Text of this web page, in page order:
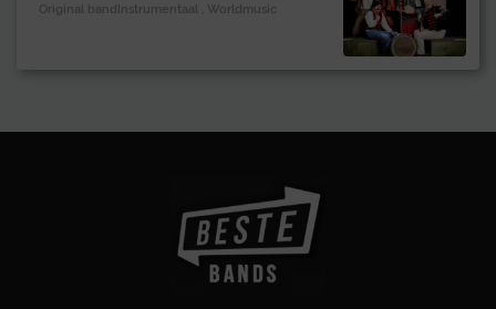
Original bandInstrumentaal , Worldmusic